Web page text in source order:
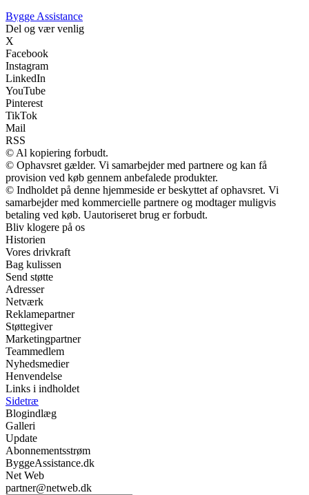
Bygge Assistance
Del og vær venlig
X
Facebook
Instagram
LinkedIn
YouTube
Pinterest
TikTok
Mail
RSS
© Al kopiering forbudt.
© Ophavsret gælder. Vi samarbejder med partnere og kan få
provision ved køb gennem anbefalede produkter.
© Indholdet på denne hjemmeside er beskyttet af ophavsret. Vi
samarbejder med kommercielle partnere og modtager muligvis
betaling ved køb. Uautoriseret brug er forbudt.
Bliv klogere på os
Historien
Vores drivkraft
Bag kulissen
Send støtte
Adresser
Netværk
Reklamepartner
Støttegiver
Marketingpartner
Teammedlem
Nyhedsmedier
Henvendelse
Links i indholdet
Sidetræ
Blogindlæg
Galleri
Update
Abonnementsstrøm
ByggeAssistance.dk
Net Web
partner@netweb.dk